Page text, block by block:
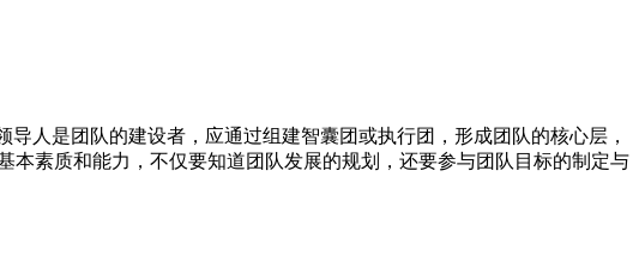
人是团队的建设者，应通过组建智囊团或执行团，形成团队的核心层，
素质和能力，不仅要知道团队发展的规划，还要参与团队目标的制定与